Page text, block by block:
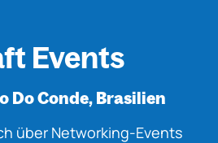
Events
Do Conde, Brasilien
über Networking-Events